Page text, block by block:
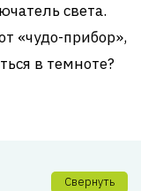
света.
«чудо-прибор»,
в темноте?
Свернуть